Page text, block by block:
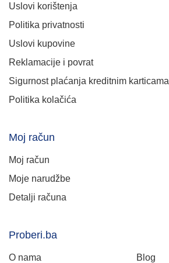
Uslovi korištenja
Politika privatnosti
Uslovi kupovine
Reklamacije i povrat
Sigurnost plaćanja kreditnim karticama
Politika kolačića
Moj račun
Moj račun
Moje narudžbe
Detalji računa
Proberi.ba
O nama
Blog